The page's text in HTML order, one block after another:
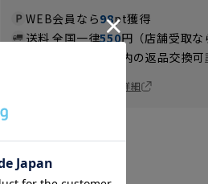
WEB会員なら98pt獲得
送料 全国一律550円（店舗受取な
日以内の返品交換可
詳細
カラー